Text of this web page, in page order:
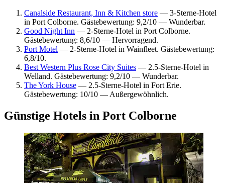
Canalside Restaurant, Inn & Kitchen store — 3-Sterne-Hotel
in Port Colborne. Gästebewertung: 9,2/10 — Wunderbar.
Good Night Inn — 2-Sterne-Hotel in Port Colborne.
Gästebewertung: 8,6/10 — Hervorragend.
Port Motel — 2-Sterne-Hotel in Wainfleet. Gästebewertung:
6,8/10.
Best Western Plus Rose City Suites — 2.5-Sterne-Hotel in
Welland. Gästebewertung: 9,2/10 — Wunderbar.
The York House — 2.5-Sterne-Hotel in Fort Erie.
Gästebewertung: 10/10 — Außergewöhnlich.
Günstige Hotels in Port Colborne